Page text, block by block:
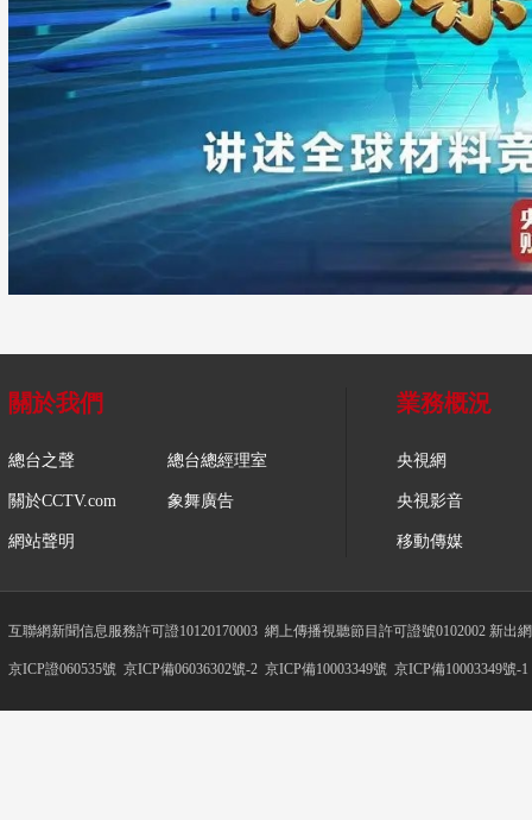
關於我們
總台之聲 總台總經理室
關於CCTV.com 象舞廣告
網站聲明
業務概況
央視網
央視影音
移動傳媒
互聯網新聞信息服務許可證10120170003 網上傳播視聽節目許可證號0102002 新出
京ICP證060535號 京ICP備06036302號-2 京ICP備10003349號 京ICP備10003349號-1